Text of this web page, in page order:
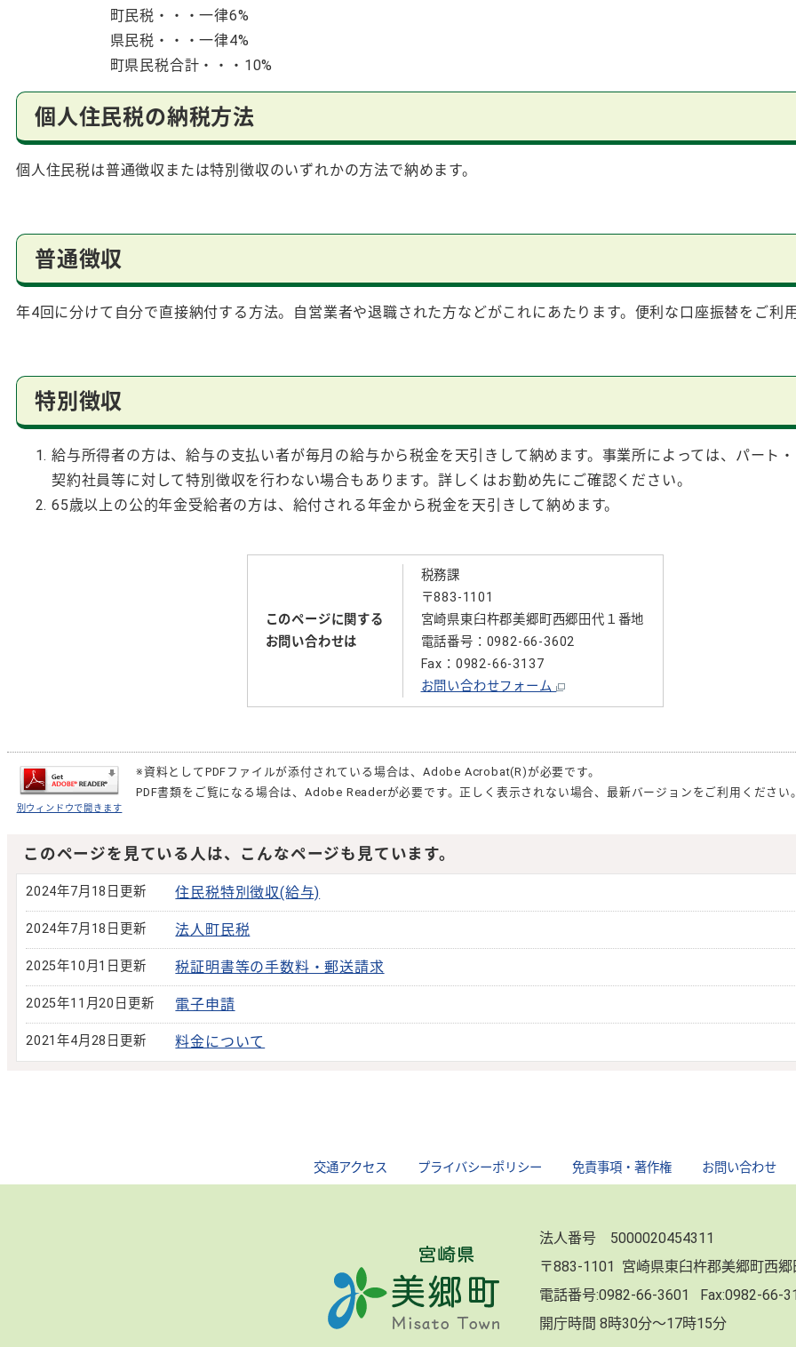
町民税・・・一律6%
県民税・・・一律4%
町県民税合計・・・10%
個人住民税の納税方法
個人住民税は普通徴収または特別徴収のいずれかの方法で納めます。
普通徴収
年4回に分けて自分で直接納付する方法。自営業者や退職された方などがこれにあたります。便利な口座振替をご利
特別徴収
給与所得者の方は、給与の支払い者が毎月の給与から税金を天引きして納めます。事業所によっては、パート
契約社員等に対して特別徴収を行わない場合もあります。詳しくはお勤め先にご確認ください。
65歳以上の公的年金受給者の方は、給付される年金から税金を天引きして納めます。
このページに関する
お問い合わせは
税務課
〒883-1101
宮崎県東臼杵郡美郷町西郷田代１番地
電話番号：0982-66-3602
Fax：0982-66-3137
お問い合わせフォーム
別ウィンドウで開きます
※資料としてPDFファイルが添付されている場合は、Adobe Acrobat(R)が必要です。
PDF書類をご覧になる場合は、Adobe Readerが必要です。正しく表示されない場合、最新バージョンをご利用ください
このページを見ている人は、こんなページも見ています。
2024年7月18日更新 住民税特別徴収(給与)
2024年7月18日更新 法人町民税
2025年10月1日更新 税証明書等の手数料・郵送請求
2025年11月20日更新 電子申請
2021年4月28日更新 料金について
交通アクセス プライバシーポリシー 免責事項・著作権 お問い合わせ
法人番号 5000020454311
〒883-1101 宮崎県東臼杵郡美郷町西
電話番号:0982-66-3601
Fax:0982-66-
開庁時間 8時30分～17時15分